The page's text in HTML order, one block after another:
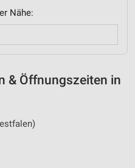
Nähe:
& Öffnungszeiten in